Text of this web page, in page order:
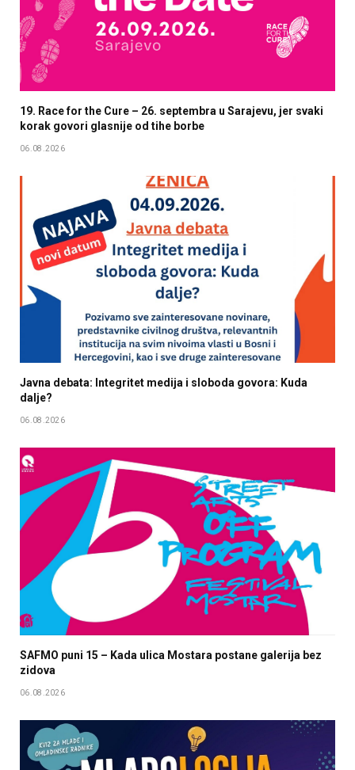
19. Race for the Cure – 26. septembra u Sarajevu, jer svaki
korak govori glasnije od tihe borbe
06.08.2026
Javna debata: Integritet medija i sloboda govora: Kuda
dalje?
06.08.2026
SAFMO puni 15 – Kada ulica Mostara postane galerija bez
zidova
06.08.2026